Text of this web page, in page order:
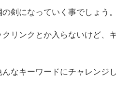
剣になっていく事でしょう。
リンクとか入らないけど、
なキーワードにチャレンジ